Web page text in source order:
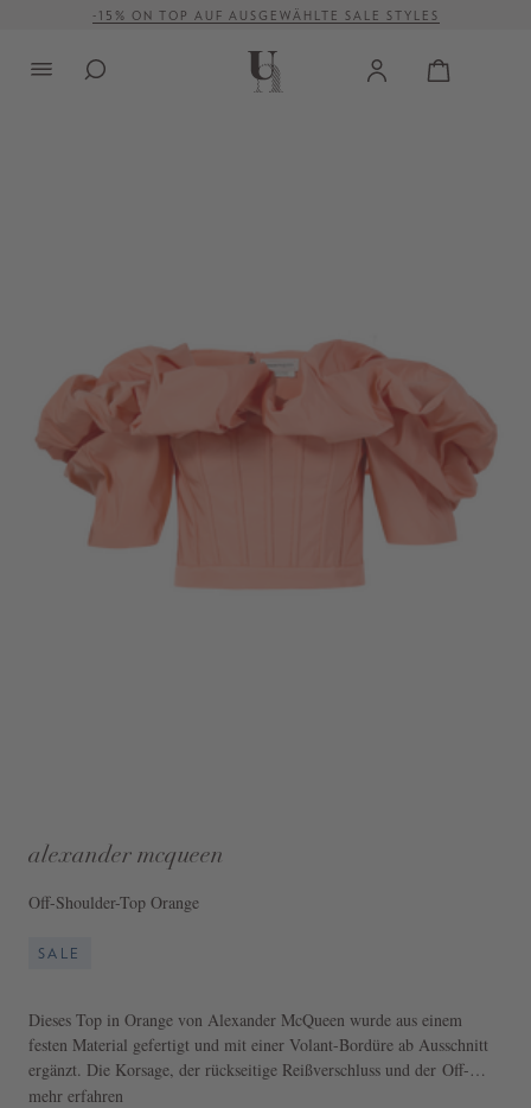
springen-15% ON TOP AUF AUSGEWÄHLTE SALE STYLES
alexander mcqueen
Off-Shoulder-Top Orange
SALE
Dieses Top in Orange von Alexander McQueen wurde aus einem
festen Material gefertigt und mit einer Volant-Bordüre ab Ausschnitt
ergänzt. Die Korsage, der rückseitige Reißverschluss und der Off-
Shoulder-Ausschnitt vollenden diesen Look.
mehr erfahren